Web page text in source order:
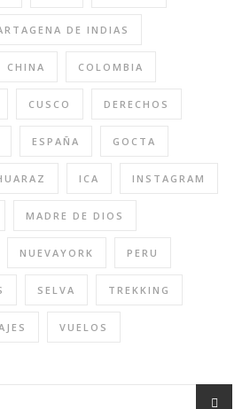
DE INDIAS
CHINA COLOMBIA
CUSCO DERECHOS
ESPAÑA GOCTA
ICA INSTAGRAM
MADRE DE DIOS
NUEVAYORK PERU
SELVA TREKKING
VUELOS